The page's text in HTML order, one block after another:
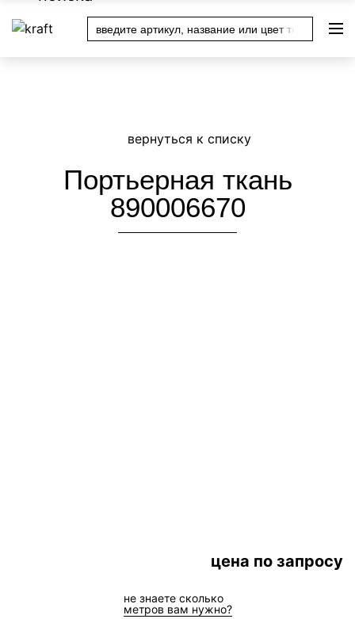
менеджера магазина после оформления заказа или по
телефону в вашем городе
Портьерная ткань
890006670
цена по запросу
не знаете сколькo
метров вам нужно?